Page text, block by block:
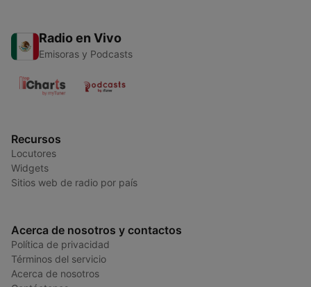
Radio en Vivo
Emisoras y Podcasts
Recursos
Locutores
Widgets
Sitios web de radio por país
Acerca de nosotros y contactos
Política de privacidad
Términos del servicio
Acerca de nosotros